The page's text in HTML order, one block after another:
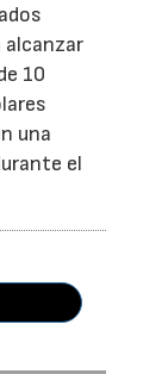
10
una
el